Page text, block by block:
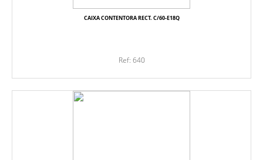
CAIXA CONTENTORA RECT. C/60-E18Q
Ref: 640